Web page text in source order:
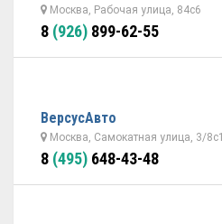
Москва, Рабочая улица, 84с6
8 (926) 899-62-55
ВерсусАвто
Москва, Самокатная улица, 3/8с1
8 (495) 648-43-48